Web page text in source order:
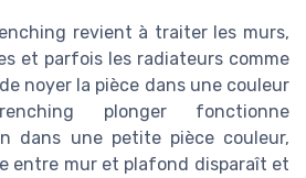
revient à traiter les murs,
et parfois les radiateurs comme
noyer la pièce dans une couleur
plonger fonctionne
dans une petite pièce couleur,
entre mur et plafond disparaît et